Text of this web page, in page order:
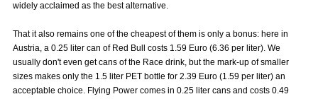
widely acclaimed as the best alternative.
That it also remains one of the cheapest of them is only a bonus: here in
Austria, a 0.25 liter can of Red Bull costs 1.59 Euro (6.36 per liter). We
usually don't even get cans of the Race drink, but the mark-up of smaller
sizes makes only the 1.5 liter PET bottle for 2.39 Euro (1.59 per liter) an
acceptable choice. Flying Power comes in 0.25 liter cans and costs 0.49